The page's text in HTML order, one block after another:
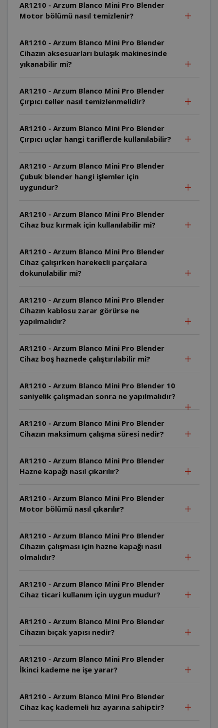
AR1210 - Arzum Blanco Mini Pro Blender
Motor bölümü nasıl temizlenir?
AR1210 - Arzum Blanco Mini Pro Blender
Cihazın aksesuarları bulaşık makinesinde
yıkanabilir mi?
AR1210 - Arzum Blanco Mini Pro Blender
Çırpıcı teller nasıl temizlenmelidir?
AR1210 - Arzum Blanco Mini Pro Blender
Çırpıcı uçlar hangi tariflerde kullanılabilir?
AR1210 - Arzum Blanco Mini Pro Blender
Çubuk blender hangi işlemler için
uygundur?
AR1210 - Arzum Blanco Mini Pro Blender
Cihaz buz kırmak için kullanılabilir mi?
AR1210 - Arzum Blanco Mini Pro Blender
Cihaz çalışırken hareketli parçalara
dokunulabilir mi?
AR1210 - Arzum Blanco Mini Pro Blender
Cihazın kablosu zarar görürse ne
yapılmalıdır?
AR1210 - Arzum Blanco Mini Pro Blender
Cihaz boş haznede çalıştırılabilir mi?
AR1210 - Arzum Blanco Mini Pro Blender 10
saniyelik çalışmadan sonra ne yapılmalıdır?
AR1210 - Arzum Blanco Mini Pro Blender
Cihazın maksimum çalışma süresi nedir?
AR1210 - Arzum Blanco Mini Pro Blender
Hazne kapağı nasıl çıkarılır?
AR1210 - Arzum Blanco Mini Pro Blender
Motor bölümü nasıl çıkarılır?
AR1210 - Arzum Blanco Mini Pro Blender
Cihazın çalışması için hazne kapağı nasıl
olmalıdır?
AR1210 - Arzum Blanco Mini Pro Blender
Cihaz ticari kullanım için uygun mudur?
AR1210 - Arzum Blanco Mini Pro Blender
Cihazın bıçak yapısı nedir?
AR1210 - Arzum Blanco Mini Pro Blender
İkinci kademe ne işe yarar?
AR1210 - Arzum Blanco Mini Pro Blender
Cihaz kaç kademeli hız ayarına sahiptir?